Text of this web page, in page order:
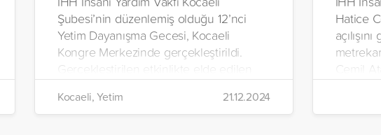
Şubesi’nin düzenlemiş olduğu 12’nci
Yetim Dayanışma Gecesi, Kocaeli
Kongre Merkezinde gerçekleştirildi.
Gerçekleştirilen etkinlikte elde edilen
tüm gelir, Filistinli yetimler için
kullanılacak.
Kocaeli, Yetim 21.12.2024
Hatice
Cemil
merkezi